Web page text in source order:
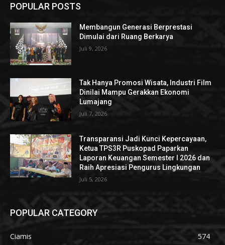
POPULAR POSTS
Membangun Generasi Berprestasi
Dimulai dari Ruang Berkarya
Juli 9, 2026
Tak Hanya Promosi Wisata, Industri Film
Dinilai Mampu Gerakkan Ekonomi
Lumajang
Juli 7, 2026
Transparansi Jadi Kunci Kepercayaan,
Ketua TPS3R Puskopad Paparkan
Laporan Keuangan Semester I 2026 dan
Raih Apresiasi Pengurus Lingkungan
Juli 5, 2026
POPULAR CATEGORY
Ciamis
574